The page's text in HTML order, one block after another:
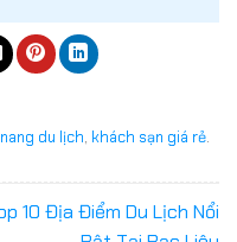
du lịch, khách sạn giá rẻ.
10 Địa Điểm Du Lịch Nổi